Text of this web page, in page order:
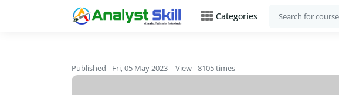
Categories
Published - Fri, 05 May 2023 View - 8105 times